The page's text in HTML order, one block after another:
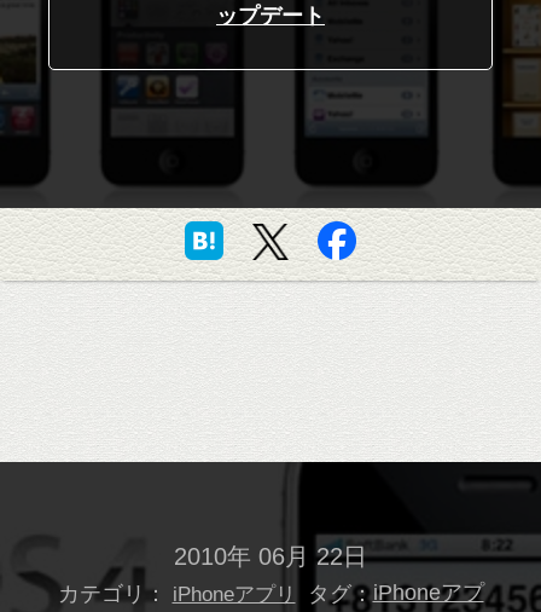
ップデート
2010年 06月 22日
カテゴリ： iPhoneアプリ タグ： iPhoneアプ